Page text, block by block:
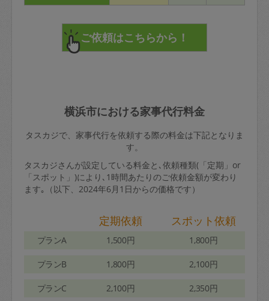
横浜市における家事代行料金
タスカジで、家事代行を依頼する際の料金は下記となりま
す。
タスカジさんが設定している料金と､依頼種類(「定期」or
「スポット」)により､1時間あたりのご依頼金額が変わり
ます｡（以下、2024年6月1日からの価格です）
定期依頼 スポット依頼
プランA 1,500円 1,800円
プランB 1,800円 2,100円
プランC 2,100円 2,350円